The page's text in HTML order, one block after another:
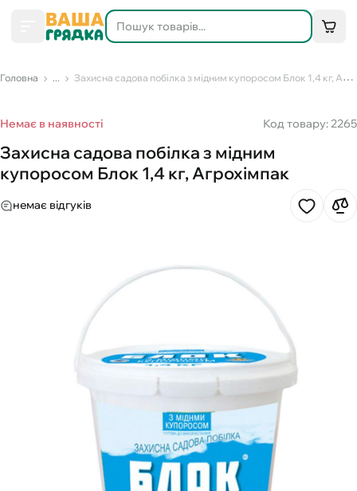
Головна ... Захисна садова побілка з мідним купоросом Блок 1,4 кг, Агрохімпак
Немає в наявності Код товару: 2265
Захисна садова побілка з мідним
купоросом Блок 1,4 кг, Агрохімпак
немає відгуків